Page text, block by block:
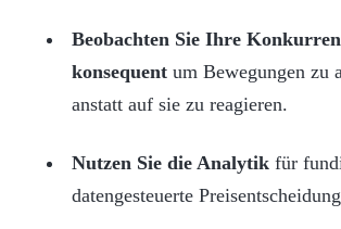
Beobachten Sie Ihre
konsequentum Bewegungen zu
anstatt auf sie zu reagieren.
Nutzen Sie die Analytikfür
datengesteuerte